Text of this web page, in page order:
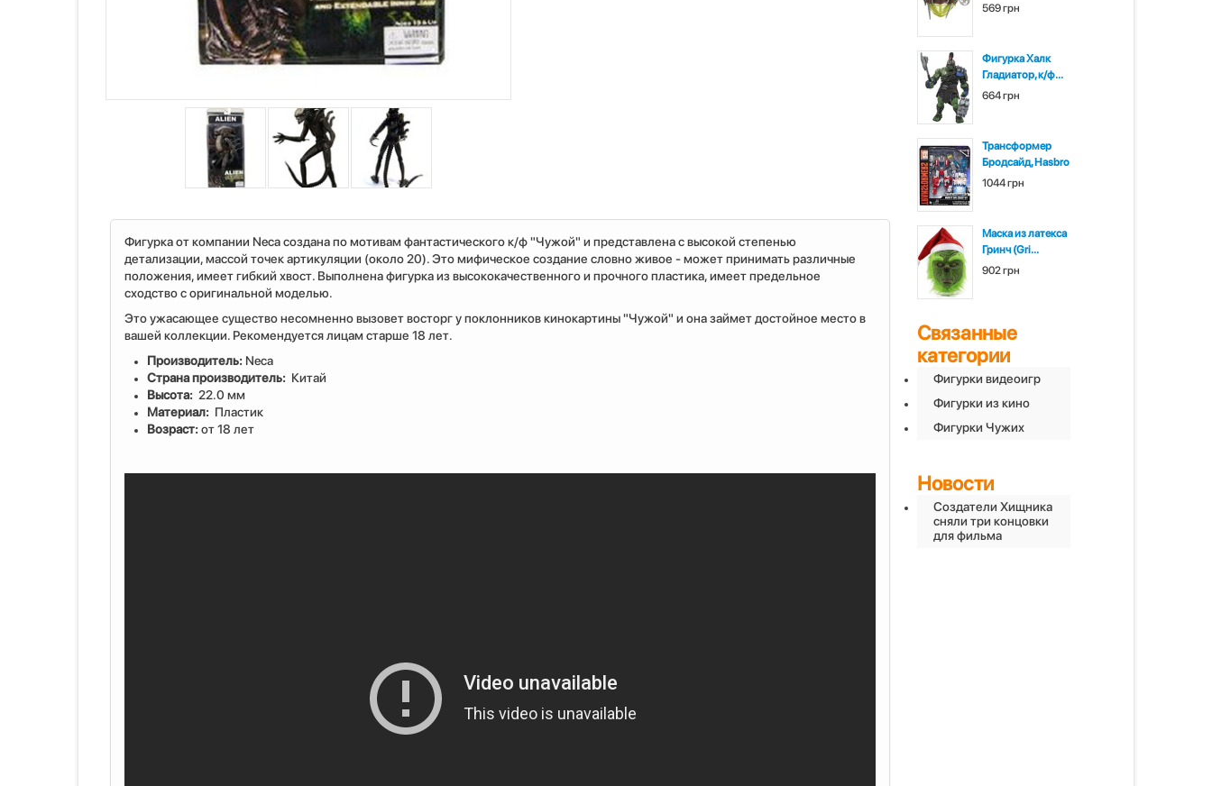
Фигурка от компании Neca создана по мотивам фантастического к/ф "Чужой" и представлена с высокой степенью
детализации, массой точек артикуляции (около 20). Это мифическое создание словно живое - может принимать различные
положения, имеет гибкий хвост. Выполнена фигурка из высококачественного и прочного пластика, имеет предельное
сходство с оригинальной моделью.
Это ужасающее существо несомненно вызовет восторг у поклонников кинокартины "Чужой" и она займет достойное место в
вашей коллекции. Рекомендуется лицам старше 18 лет.
Производитель: Neca
Страна производитель: Китай
Высота: 22.0 мм
Материал: Пластик
Возраст:от 18 лет
569 грн
Фигурка Халк
Гладиатор, к/ф...
664 грн
Трансформер
Бродсайд, Hasbro
1044 грн
Маска из латекса
Гринч (Gri...
902 грн
Связанные
категории
Фигурки видеоигр
Фигурки из кино
Фигурки Чужих
Новости
Создатели Хищника
сняли три концовки
для фильма